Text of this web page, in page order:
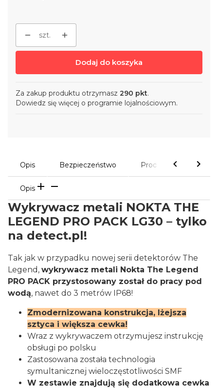
szt.
Dodaj do koszyka
Za zakup produktu otrzymasz 290 pkt.
Dowiedz się więcej o programie lojalnościowym.
Opis Bezpieczeństwo Produkty powiązane
Opis
Wykrywacz metali NOKTA THE
LEGEND PRO PACK LG30 – tylko
na detect.pl!
Tak jak w przypadku nowej serii detektorów The
Legend, wykrywacz metali Nokta The Legend
PRO PACK przystosowany został do pracy pod
wodą, nawet do 3 metrów IP68!
Zmodernizowana konstrukcja, lżejsza
sztyca i większa cewka!
Wraz z wykrywaczem otrzymujesz instrukcję
obsługi po polsku
Zastosowana została technologia
symultanicznej wieloczęstotliwości SMF
W zestawie znajdują się dodatkowa cewka